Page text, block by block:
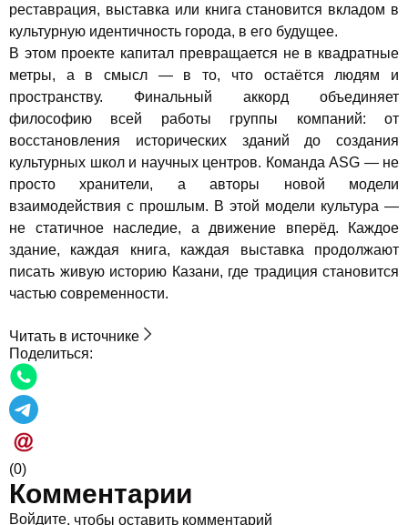
реставрация, выставка или книга становится вкладом в
культурную идентичность города, в его будущее.
В этом проекте капитал превращается не в квадратные
метры, а в смысл — в то, что остаётся людям и
пространству. Финальный аккорд объединяет
философию всей работы группы компаний: от
восстановления исторических зданий до создания
культурных школ и научных центров. Команда ASG — не
просто хранители, а авторы новой модели
взаимодействия с прошлым. В этой модели культура —
не статичное наследие, а движение вперёд. Каждое
здание, каждая книга, каждая выставка продолжают
писать живую историю Казани, где традиция становится
частью современности.
Читать в источнике
Поделиться:
(0)
Комментарии
Войдите, чтобы оставить комментарий